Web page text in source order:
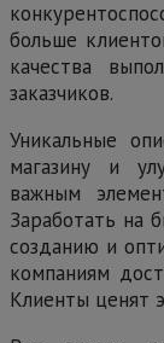
больше
качества
заказчиков.
Уникальные
магазину и
важным
Заработать на
созданию и
компаниям
Клиенты ценят